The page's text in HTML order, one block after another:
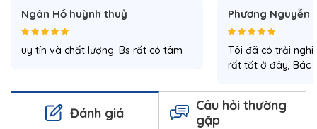
Ngân Hồ huỳnh thuỷ
uy tín và chất lượng. Bs rất có tâm
Phương Nguyễn
Tôi đã có trải
rất tốt ở đây, Bác
Đánh giá
Câu hỏi thường
gặp